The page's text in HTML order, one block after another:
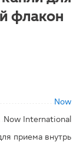
флакон
Now
Now International
приема внутрь